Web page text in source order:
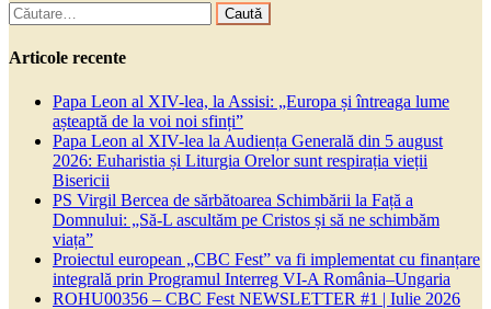
Caută
după:
Articole recente
Papa Leon al XIV-lea, la Assisi: „Europa și întreaga lume
așteaptă de la voi noi sfinți”
Papa Leon al XIV-lea la Audiența Generală din 5 august
2026: Euharistia și Liturgia Orelor sunt respirația vieții
Bisericii
PS Virgil Bercea de sărbătoarea Schimbării la Față a
Domnului: „Să-L ascultăm pe Cristos și să ne schimbăm
viața”
Proiectul european „CBC Fest” va fi implementat cu finanțare
integrală prin Programul Interreg VI-A România–Ungaria
ROHU00356 – CBC Fest NEWSLETTER #1 | Iulie 2026